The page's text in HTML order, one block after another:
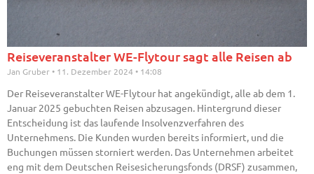
Reiseveranstalter WE-Flytour sagt alle Reisen ab
Jan Gruber 11. Dezember 2024 14:08
Der Reiseveranstalter WE-Flytour hat angekündigt, alle ab dem 1.
Januar 2025 gebuchten Reisen abzusagen. Hintergrund dieser
Entscheidung ist das laufende Insolvenzverfahren des
Unternehmens. Die Kunden wurden bereits informiert, und die
Buchungen müssen storniert werden. Das Unternehmen arbeitet
eng mit dem Deutschen Reisesicherungsfonds (DRSF) zusammen,